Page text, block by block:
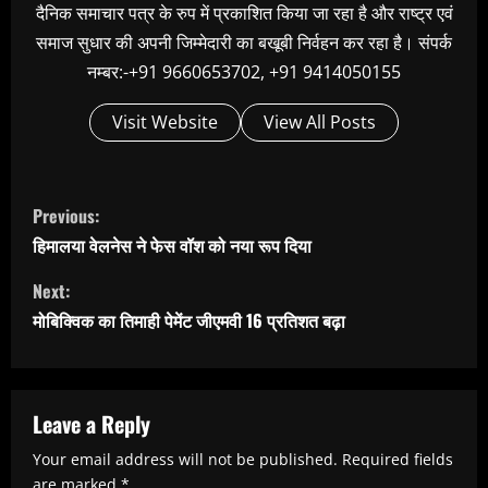
दैनिक समाचार पत्र के रुप में प्रकाशित किया जा रहा है और राष्ट्र एवं
समाज सुधार की अपनी जिम्मेदारी का बखूबी निर्वहन कर रहा है। संपर्क
नम्बर:-+91 9660653702, +91 9414050155
Visit Website View All Posts
C
o
n
t
u
e
Previous:
हिमालया वेलनेस ने फेस वॉश को नया रूप दिया
Next:
मोबिक्विक का तिमाही पेमेंट जीएमवी 16 प्रतिशत बढ़ा
Leave a Reply
Your email address will not be published. Required fields